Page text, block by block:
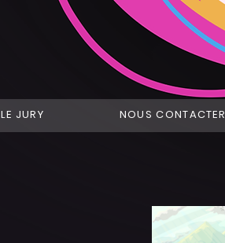
LE JURY NOUS CONTACTER